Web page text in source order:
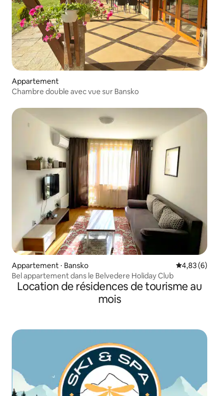
Appartement
Chambre double avec vue sur Bansko
Appartement ⋅ Bansko Évaluation
4,83 (6)
Bel appartement dans le Belvedere Holiday Club
Location de résidences de tourisme au
mois